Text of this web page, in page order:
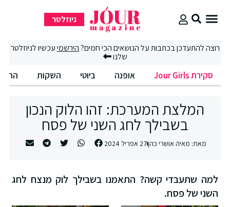
ניוזלטר
רוצה להתעדכן בכתבות על הנושאים הכי חמים?הירשמיעכשיו לניוזלטר
שלנו
סקירת Jour Girls אופנה ביוטי השקות
המלצת המערכת: זהו הלוק הנכון
בשבילך לחג השני של פסח
מאת: מאיה אושרי כהן27 אפריל 2024
למה שתעבדי קשה? התאמנו בשבילך לוק מנצח לחג
השני של פסח.